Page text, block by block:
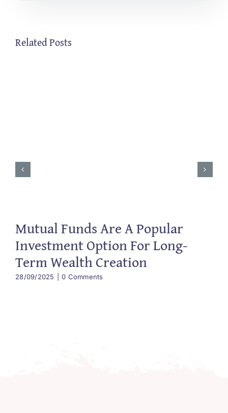
Related Posts
Mutual Funds Are A Popular
Investment Option For Long-
Term Wealth Creation
28/09/2025 0 Comments